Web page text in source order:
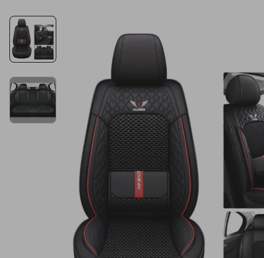
lavadoras
colchones
oppo
motoneta